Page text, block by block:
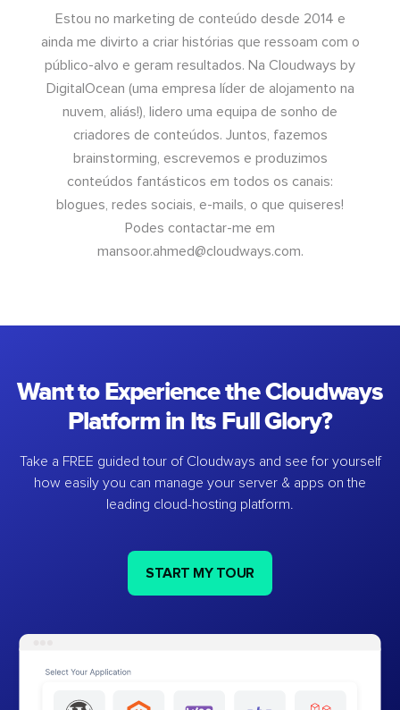
Estou no marketing de conteúdo desde 2014 e
ainda me divirto a criar histórias que ressoam com o
público-alvo e geram resultados. Na Cloudways by
DigitalOcean (uma empresa líder de alojamento na
nuvem, aliás!), lidero uma equipa de sonho de
criadores de conteúdos. Juntos, fazemos
brainstorming, escrevemos e produzimos
conteúdos fantásticos em todos os canais:
blogues, redes sociais, e-mails, o que quiseres!
Podes contactar-me em
mansoor.ahmed@cloudways.com.
Want to Experience the Cloudways
Platform in Its Full Glory?
Take a FREE guided tour of Cloudways and see for yourself
how easily you can manage your server & apps on the
leading cloud-hosting platform.
START MY TOUR